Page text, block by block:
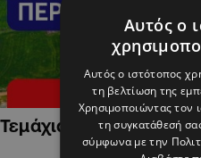
Τεμάχια Γης σε
Αυτός ο
Αυτός ο ιστότοπος
τη βελτίωση της
Χρησιμοποιώντας τον
τη συγκατάθεσή
σύμφωνα με την